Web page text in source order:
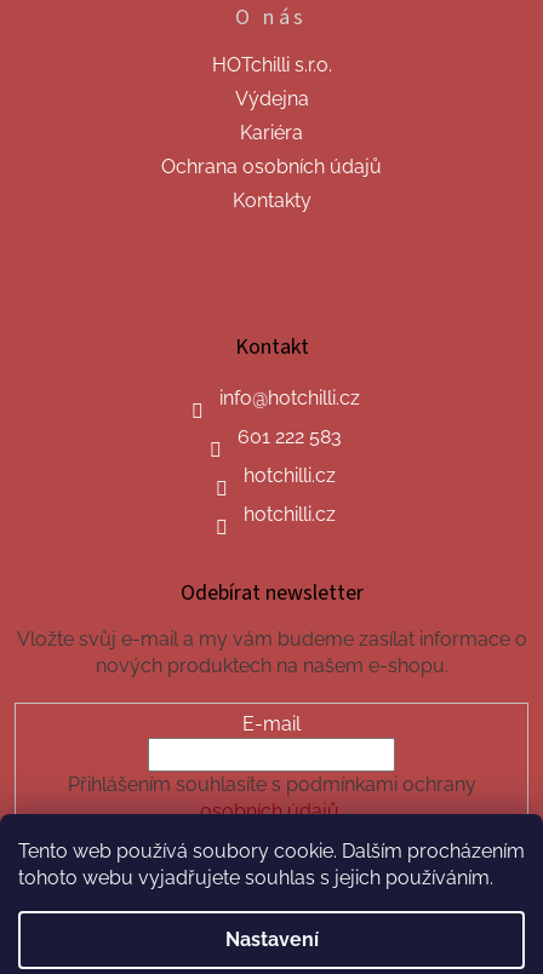
Tento web používá soubory cookie. Dalším procházením
tohoto webu vyjadřujete souhlas s jejich používáním.
Nastavení
O nás
HOTchilli s.r.o.
Výdejna
Kariéra
Ochrana osobních údajů
Kontakty
Kontakt
info@hotchilli.cz
601 222 583
hotchilli.cz
hotchilli.cz
Odebírat newsletter
Vložte svůj e-mail a my vám budeme zasílat informace o
nových produktech na našem e-shopu.
E-mail
Přihlášením souhlasíte s podmínkami ochrany
osobních údajů.
PŘIHLÁSIT SE